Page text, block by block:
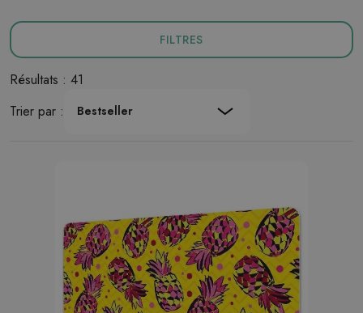
FILTRES
Résultats : 41
Trier par :
Bestseller